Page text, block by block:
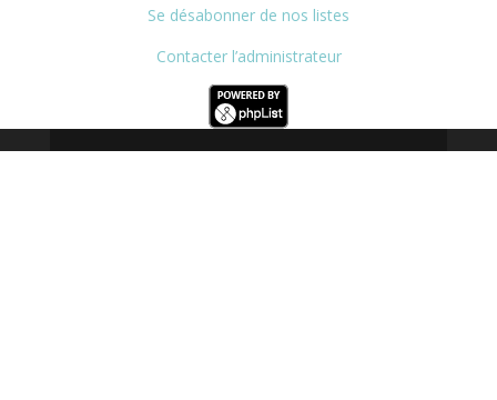
Se désabonner de nos listes
Contacter l’administrateur